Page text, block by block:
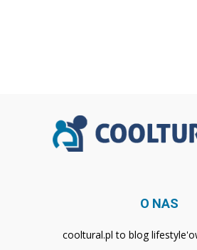
O NAS
cooltural.pl to blog